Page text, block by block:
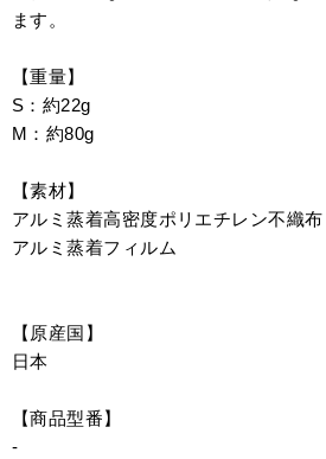
ます。
【重量】
S：約22g
M：約80g
【素材】
アルミ蒸着高密度ポリエチレン不織布
アルミ蒸着フィルム
【原産国】
日本
【商品型番】
-